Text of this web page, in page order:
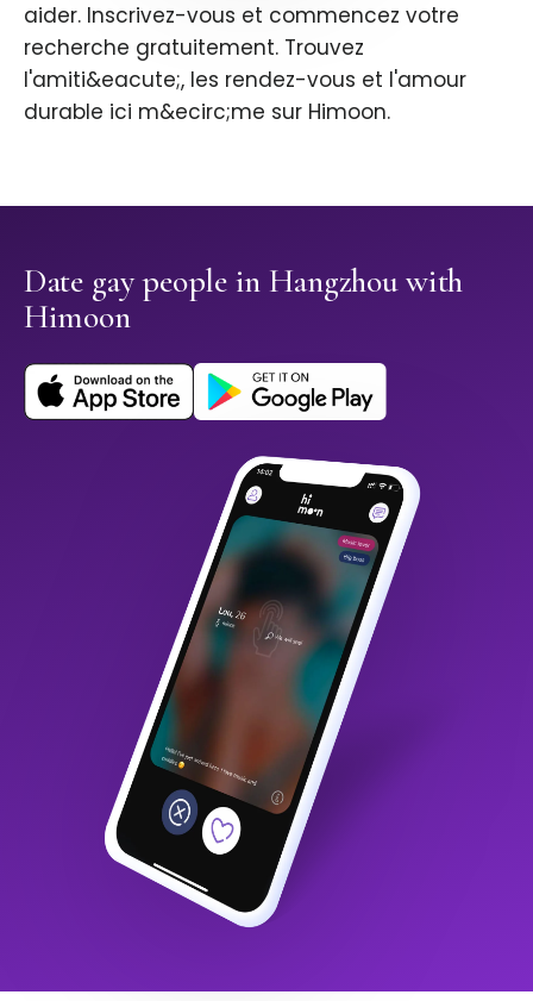
aider. Inscrivez-vous et commencez votre
recherche gratuitement. Trouvez
l'amiti&eacute;, les rendez-vous et l'amour
durable ici m&ecirc;me sur Himoon.
Date gay people in Hangzhou with
Himoon